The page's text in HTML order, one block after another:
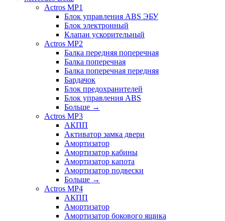
Actros MP1
Блок управления ABS ЭБУ
Блок электронный
Клапан ускорительный
Actros MP2
Балка передняя поперечная
Балка поперечная
Балка поперечная передняя
Бардачок
Блок предохранителей
Блок управления ABS
Больше →
Actros MP3
АКПП
Активатор замка двери
Амортизатор
Амортизатор кабины
Амортизатор капота
Амортизатор подвески
Больше →
Actros MP4
АКПП
Амортизатор
Амортизатор бокового ящика